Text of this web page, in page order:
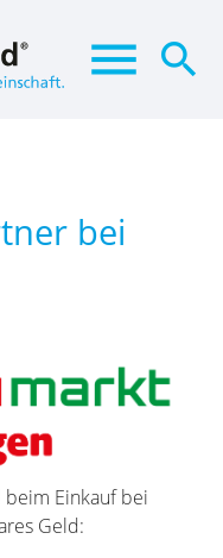
menu search
bei
beim Einkauf bei
Geld: